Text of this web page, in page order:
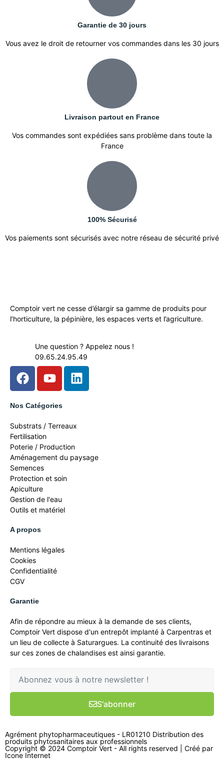
Garantie de 30 jours
Vous avez le droit de retourner vos commandes dans les 30 jours
Livraison partout en France
Vos commandes sont expédiées sans problème dans toute la
France
100% Sécurisé
Vos paiements sont sécurisés avec notre réseau de sécurité privé
Comptoir vert ne cesse d’élargir sa gamme de produits pour
l’horticulture, la pépinière, les espaces verts et l’agriculture.
Une question ? Appelez nous !
09.65.24.95.49
Nos Catégories
Substrats / Terreaux
Fertilisation
Poterie / Production
Aménagement du paysage
Semences
Protection et soin
Apiculture
Gestion de l'eau
Outils et matériel
A propos
Mentions légales
Cookies
Confidentialité
CGV
Garantie
Afin de répondre au mieux à la demande de ses clients,
Comptoir Vert dispose d'un entrepôt implanté à Carpentras et
un lieu de collecte à Saturargues. La continuité des livraisons
sur ces zones de chalandises est ainsi garantie.
S'abonner
Agrément phytopharmaceutiques - LR01210 Distribution des
produits phytosanitaires aux professionnels
Copyright © 2024 Comptoir Vert - All rights reserved | Créé par
Icone Internet